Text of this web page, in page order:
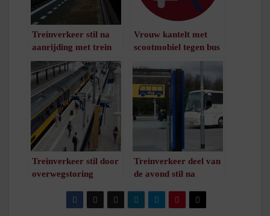
Treinverkeer stil na
aanrijding met trein
bij Europapark
(update)
/1minuut leestijd
Vrouw kantelt met
scootmobiel tegen bus
/1minuut leestijd
Treinverkeer stil door
overwegstoring
minuut leestijd
Treinverkeer deel van
de avond stil na
minuut leestijd